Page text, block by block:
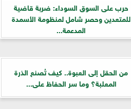
حرب على السوق السوداء: ضربة قاضية
للمتعدين وحصر شامل لمنظومة الأسمدة
المدعمة...
من الحقل إلى العبوة.. كيف تُصنع الذرة
المعلبة؟ وما سر الحفاظ على...